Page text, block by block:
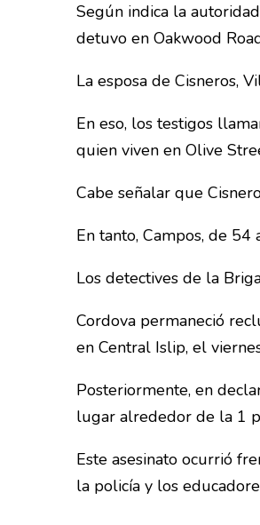
Según indica la
detuvo en Oakwood
La esposa de Cisneros,
En eso, los testigos
quien viven en Olive
Cabe señalar que
En tanto, Campos, de
Los detectives de la
Cordova permaneció
en Central Islip, el
Posteriormente, en
lugar alrededor de la 1
Este asesinato ocurrió
la policía y los